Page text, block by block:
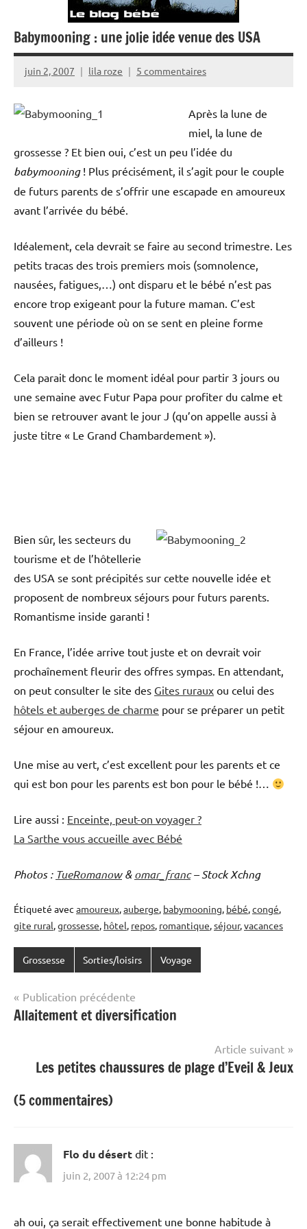
Babymooning : une jolie idée venue des USA
juin 2, 2007 lila roze 5 commentaires
Après la lune de
miel, la lune de
grossesse ? Et bien oui, c’est un peu l’idée du
babymooning! Plus précisément, il s’agit pour le couple
de futurs parents de s’offrir une escapade en amoureux
avant l’arrivée du bébé.
Idéalement, cela devrait se faire au second trimestre. Les
petits tracas des trois premiers mois (somnolence,
nausées, fatigues,…) ont disparu et le bébé n’est pas
encore trop exigeant pour la future maman. C’est
souvent une période où on se sent en pleine forme
d’ailleurs !
Cela parait donc le moment idéal pour partir 3 jours ou
une semaine avec Futur Papa pour profiter du calme et
bien se retrouver avant le jour J (qu’on appelle aussi à
juste titre « Le Grand Chambardement »).
Bien sûr, les secteurs du
tourisme et de l’hôtellerie
des USA se sont précipités sur cette nouvelle idée et
proposent de nombreux séjours pour futurs parents.
Romantisme inside garanti !
En France, l’idée arrive tout juste et on devrait voir
prochaînement fleurir des offres sympas. En attendant,
on peut consulter le site des Gites ruraux ou celui des
hôtels et auberges de charme pour se préparer un petit
séjour en amoureux.
Une mise au vert, c’est excellent pour les parents et ce
qui est bon pour les parents est bon pour le bébé !…
Lire aussi : Enceinte, peut-on voyager ?
La Sarthe vous accueille avec Bébé
Photos : TueRomanow&omar_franc– Stock Xchng
Étiqueté avec amoureux,auberge, babymooning, bébé,congé,
gite rural,grossesse, hôtel, repos, romantique,séjour,vacances
Grossesse Sorties/loisirs Voyage
Navigation
de
Publication précédente
Allaitement et diversification
Article suivant
Les petites chaussures de plage d’Eveil & Jeux
(5 commentaires)
Flo du désert dit :
juin 2, 2007 à 12:24 pm
ah oui, ça serait effectivement une bonne habitude à